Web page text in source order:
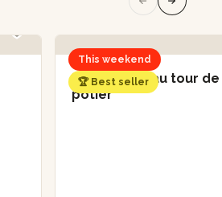
This weekend
🏆 Best seller
Initiez-vous au tour de
potier